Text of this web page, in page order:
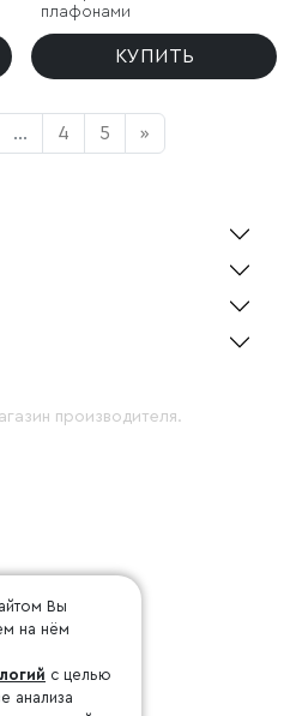
плафонами
КУПИТЬ
... 4 5 »
производителя.
Вы
на нём
с целью
анализа